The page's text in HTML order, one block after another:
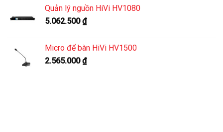
Quản lý nguồn HiVi HV1080
5.062.500₫
Micro để bàn HiVi HV1500
2.565.000₫